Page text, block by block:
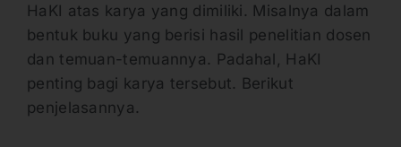
HaKI atas karya yang dimiliki. Misalnya dalam
bentuk buku yang berisi hasil penelitian dosen
dan temuan-temuannya. Padahal, HaKI
penting bagi karya tersebut. Berikut
penjelasannya.